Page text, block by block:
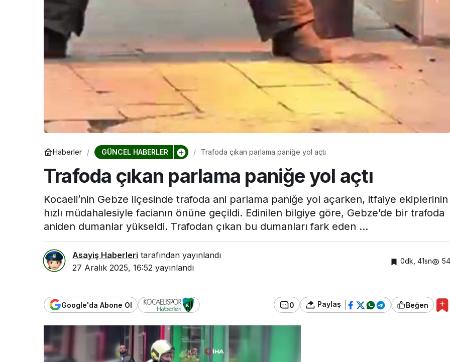
Haberler GÜNCEL HABERLER Trafoda çıkan parlama paniğe yol açtı
Trafoda çıkan parlama paniğe yol açtı
Kocaeli’nin Gebze ilçesinde trafoda ani parlama paniğe yol açarken, itfaiye ekiplerinin
hızlı müdahalesiyle facianın önüne geçildi. Edinilen bilgiye göre, Gebze’de bir trafoda
aniden dumanlar yükseldi. Trafodan çıkan bu dumanları fark eden ...
Asayiş Haberleri tarafından yayınlandı
27 Aralık 2025, 16:52 yayınlandı
0dk, 41sn 54
Google'da Abone Ol 0 Paylaş Beğen